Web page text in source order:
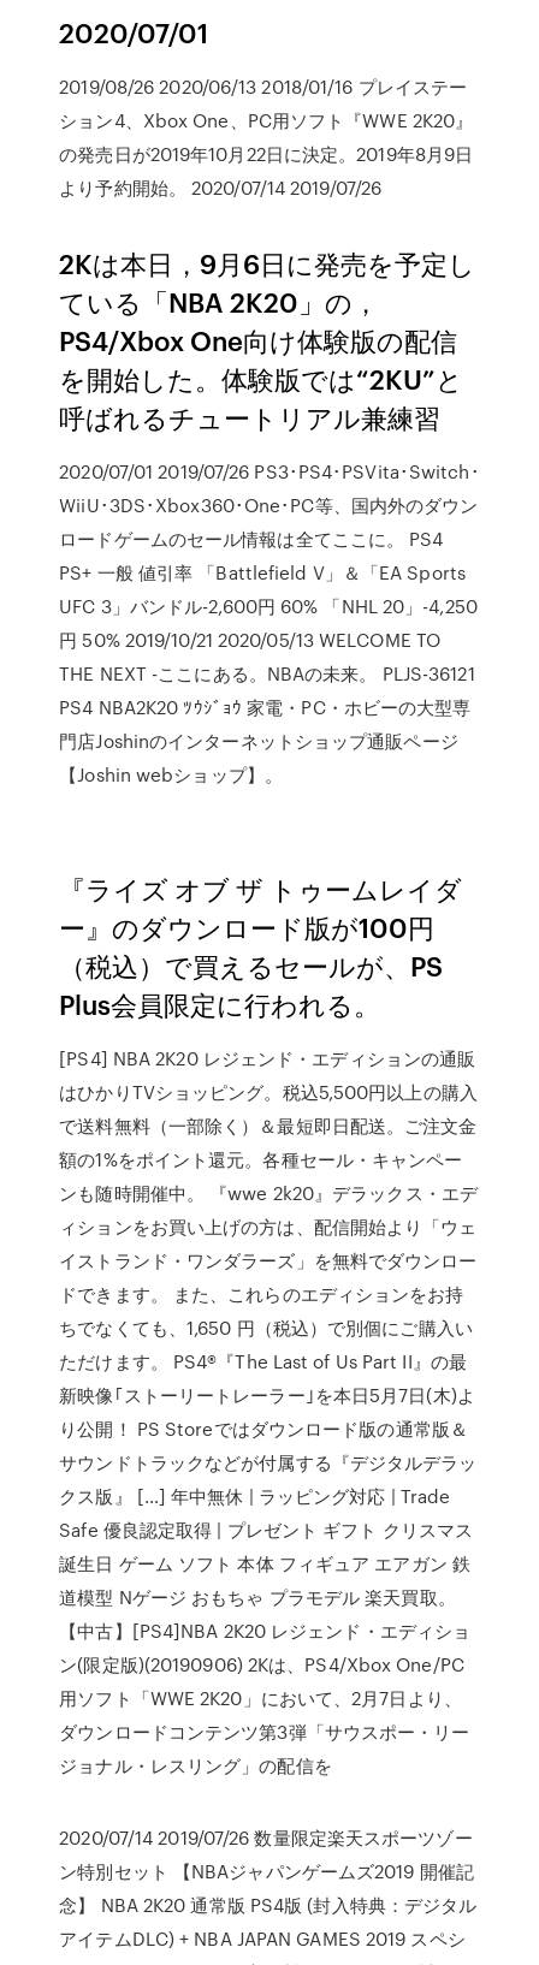
2020/07/01
2019/08/26 2020/06/13 2018/01/16 プレイステー
ション4、Xbox One、PC用ソフト『WWE 2K20』
の発売日が2019年10月22日に決定。2019年8月9日
より予約開始。 2020/07/14 2019/07/26
2Kは本日，9月6日に発売を予定し
ている「NBA 2K20」の，
PS4/Xbox One向け体験版の配信
を開始した。体験版では“2KU”と
呼ばれるチュートリアル兼練習
2020/07/01 2019/07/26 PS3･PS4･PSVita･Switch･
WiiU･3DS･Xbox360･One･PC等、国内外のダウン
ロードゲームのセール情報は全てここに。 PS4
PS+ 一般 値引率 「Battlefield V」＆「EA Sports
UFC 3」バンドル-2,600円 60% 「NHL 20」-4,250
円 50% 2019/10/21 2020/05/13 WELCOME TO
THE NEXT -ここにある。NBAの未来。 PLJS-36121
PS4 NBA2K20 ﾂｳｼﾞｮｳ 家電・PC・ホビーの大型専
門店Joshinのインターネットショップ通販ページ
【Joshin webショップ】。
『ライズ オブ ザ トゥームレイダ
ー』のダウンロード版が100円
（税込）で買えるセールが、PS
Plus会員限定に行われる。
[PS4] NBA 2K20 レジェンド・エディションの通販
はひかりTVショッピング。税込5,500円以上の購入
で送料無料（一部除く）＆最短即日配送。ご注文金
額の1%をポイント還元。各種セール・キャンペー
ンも随時開催中。 『wwe 2k20』デラックス・エデ
ィションをお買い上げの方は、配信開始より「ウェ
イストランド・ワンダラーズ」を無料でダウンロー
ドできます。 また、これらのエディションをお持
ちでなくても、1,650 円（税込）で別個にご購入い
ただけます。 PS4®『The Last of Us Part II』の最
新映像｢ストーリートレーラー｣を本日5月7日(木)よ
り公開！ PS Storeではダウンロード版の通常版＆
サウンドトラックなどが付属する『デジタルデラッ
クス版』 […] 年中無休 | ラッピング対応 | Trade
Safe 優良認定取得 | プレゼント ギフト クリスマス
誕生日 ゲーム ソフト 本体 フィギュア エアガン 鉄
道模型 Nゲージ おもちゃ プラモデル 楽天買取。
【中古】[PS4]NBA 2K20 レジェンド・エディショ
ン(限定版)(20190906) 2Kは、PS4/Xbox One/PC
用ソフト「WWE 2K20」において、2月7日より、
ダウンロードコンテンツ第3弾「サウスポー・リー
ジョナル・レスリング」の配信を
2020/07/14 2019/07/26 数量限定楽天スポーツゾー
ン特別セット 【NBAジャパンゲームズ2019 開催記
念】 NBA 2K20 通常版 PS4版 (封入特典：デジタル
アイテムDLC) + NBA JAPAN GAMES 2019 スペシ